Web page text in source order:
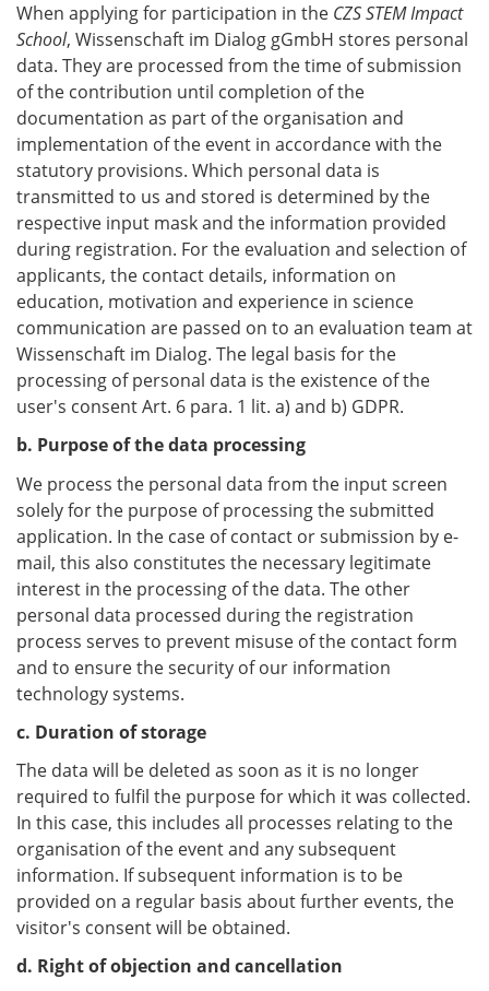
When applying for participation in the CZS STEM Impact
School, Wissenschaft im Dialog gGmbH stores personal
data. They are processed from the time of submission
of the contribution until completion of the
documentation as part of the organisation and
implementation of the event in accordance with the
statutory provisions. Which personal data is
transmitted to us and stored is determined by the
respective input mask and the information provided
during registration. For the evaluation and selection of
applicants, the contact details, information on
education, motivation and experience in science
communication are passed on to an evaluation team at
Wissenschaft im Dialog. The legal basis for the
processing of personal data is the existence of the
user's consent Art. 6 para. 1 lit. a) and b) GDPR.
b. Purpose of the data processing
We process the personal data from the input screen
solely for the purpose of processing the submitted
application. In the case of contact or submission by e-
mail, this also constitutes the necessary legitimate
interest in the processing of the data. The other
personal data processed during the registration
process serves to prevent misuse of the contact form
and to ensure the security of our information
technology systems.
c. Duration of storage
The data will be deleted as soon as it is no longer
required to fulfil the purpose for which it was collected.
In this case, this includes all processes relating to the
organisation of the event and any subsequent
information. If subsequent information is to be
provided on a regular basis about further events, the
visitor's consent will be obtained.
d. Right of objection and cancellation